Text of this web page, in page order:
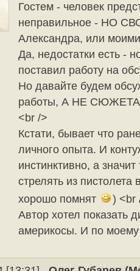
Гостем - человек
неправильное - НО
Александра, или
Да, недостатки есть -
поставил работу на
Но давайте будем
работы, А НЕ
<br />
Кстати, бывает что
личного опыта. И
инстинктивно, а
стрелять из
хорошо помнят
) <br
Автор хотел показать
америкосы. И по моему